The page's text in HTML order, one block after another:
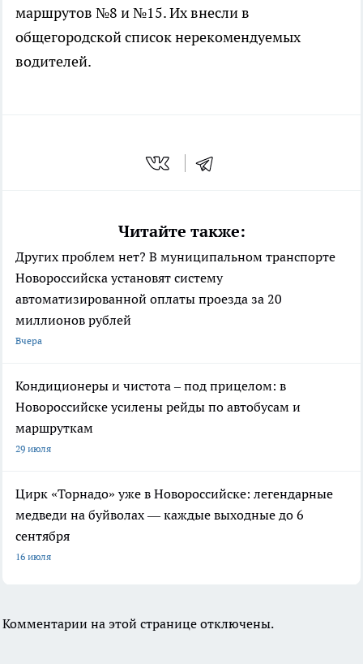
маршрутов №8 и №15. Их внесли в
общегородской список нерекомендуемых
водителей.
Читайте также:
Других проблем нет? В муниципальном транспорте
Новороссийска установят систему
автоматизированной оплаты проезда за 20
миллионов рублей
Вчера
Кондиционеры и чистота – под прицелом: в
Новороссийске усилены рейды по автобусам и
маршруткам
29 июля
Цирк «Торнадо» уже в Новороссийске: легендарные
медведи на буйволах — каждые выходные до 6
сентября
16 июля
Комментарии на этой странице отключены.